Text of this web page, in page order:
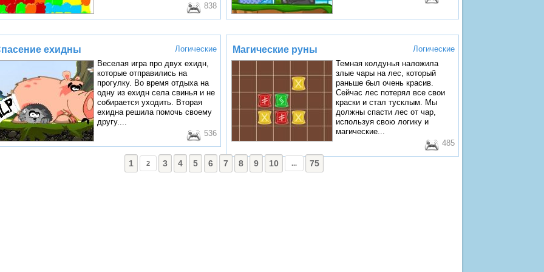
838
ехидны
Логические
Веселая игра про двух ехидн,
которые отправились на
прогулку. Во время отдыха на
одну из ехидн села свинья и не
собирается уходить. Вторая
ехидна решила помочь своему
другу....
536
Магические руны
Логические
Темная колдунья наложила
злые чары на лес, который
раньше был очень красив.
Сейчас лес потерял все свои
краски и стал тусклым. Мы
должны спасти лес от чар,
используя свою логику и
магические...
485
1 2 3 4 5 6 7 8 9 10 ... 75